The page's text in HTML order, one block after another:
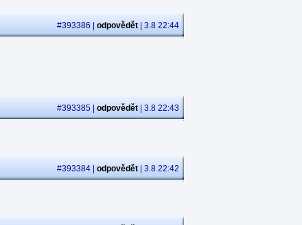
#393386 | odpovědět | 3.8 22:44
#393385 | odpovědět | 3.8 22:43
#393384 | odpovědět | 3.8 22:42